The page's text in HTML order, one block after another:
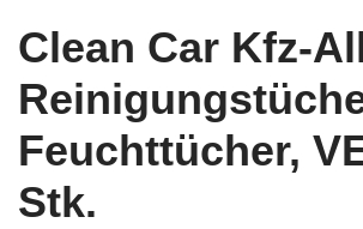
Clean Car Kfz-
Feuchttücher,
Stk.